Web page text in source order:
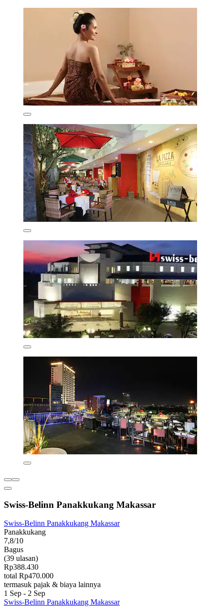
Swiss-Belinn Panakkukang Makassar
Swiss-Belinn Panakkukang Makassar
Panakkukang
7,8/10
Bagus
(39 ulasan)
Rp388.430
total Rp470.000
termasuk pajak & biaya lainnya
1 Sep - 2 Sep
Swiss-Belinn Panakkukang Makassar